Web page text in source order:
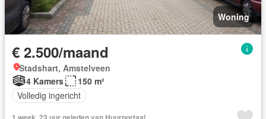
Woning
€ 2.500/maand
Stadshart, Amstelveen
4 Kamers
150 m²
Volledig ingericht